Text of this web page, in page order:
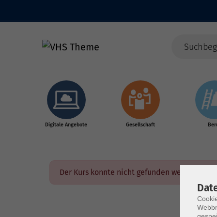
Digitale Angebote Gesellschaft
Der Kurs konnte nicht gefunden werden.